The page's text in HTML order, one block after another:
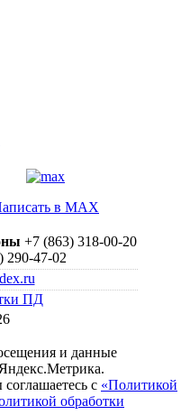
в MAX
+7 (863) 318-00-20
290-47-02
ПД
и данные
с «Политикой
обработки